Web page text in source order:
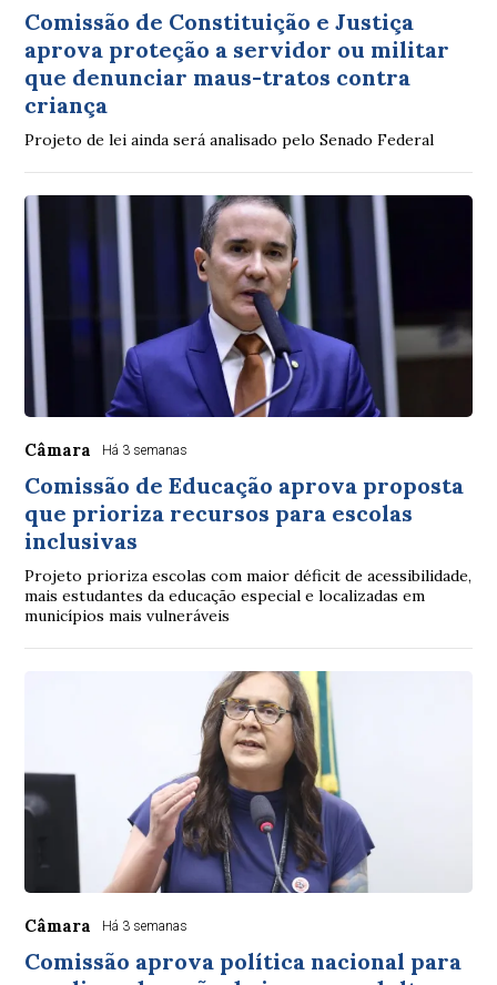
Comissão de Constituição e Justiça
aprova proteção a servidor ou militar
que denunciar maus-tratos contra
criança
Projeto de lei ainda será analisado pelo Senado Federal
Câmara Há 3 semanas
Comissão de Educação aprova proposta
que prioriza recursos para escolas
inclusivas
Projeto prioriza escolas com maior déficit de acessibilidade,
mais estudantes da educação especial e localizadas em
municípios mais vulneráveis
Câmara Há 3 semanas
Comissão aprova política nacional para